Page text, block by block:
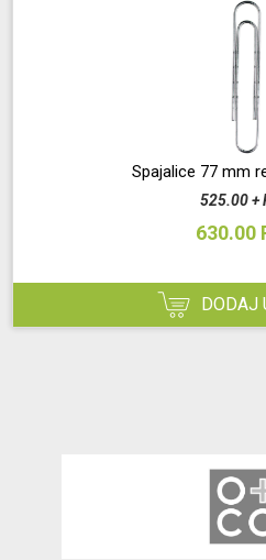
Spajalice 77 mm
525.00 +
630.00
DODAJ